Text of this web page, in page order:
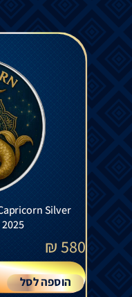
Silver
580
₪
הוספה לסל